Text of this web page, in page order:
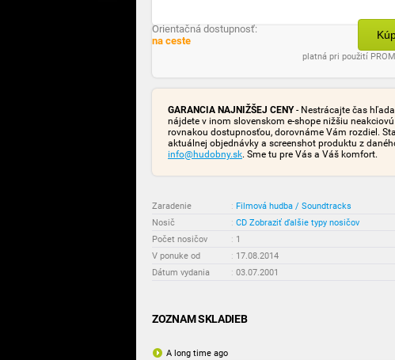
Orientačná dostupnosť:
na ceste
platná pri použití
GARANCIA NAJNIŽŠEJ CENY- Nestrácajte čas
nájdete v inom slovenskom e-shope nižšiu
rovnakou dostupnosťou, dorovnáme Vám rozdiel.
aktuálnej objednávky a screenshot produktu z
info@hudobny.sk. Sme tu pre Vás a Váš komfort.
Zaradenie : Filmová hudba / Soundtracks
Nosič
: CD Zobraziť ďalšie typy nosičov
Počet nosičov
: 1
V ponuke od
: 17.08.2014
Dátum vydania
: 03.07.2001
ZOZNAM SKLADIEB
A long time ago